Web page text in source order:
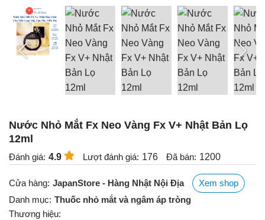
Nước Nhỏ Mắt Fx Neo Vàng Fx V+ Nhật Bản Lọ
12ml
Đánh giá: 4.9 Lượt đánh giá: 176 Đã bán: 1200
Cửa hàng: JapanStore - Hàng Nhật Nội Địa
Xem shop
Danh mục: Thuốc nhỏ mắt và ngâm áp tròng
Thương hiệu: